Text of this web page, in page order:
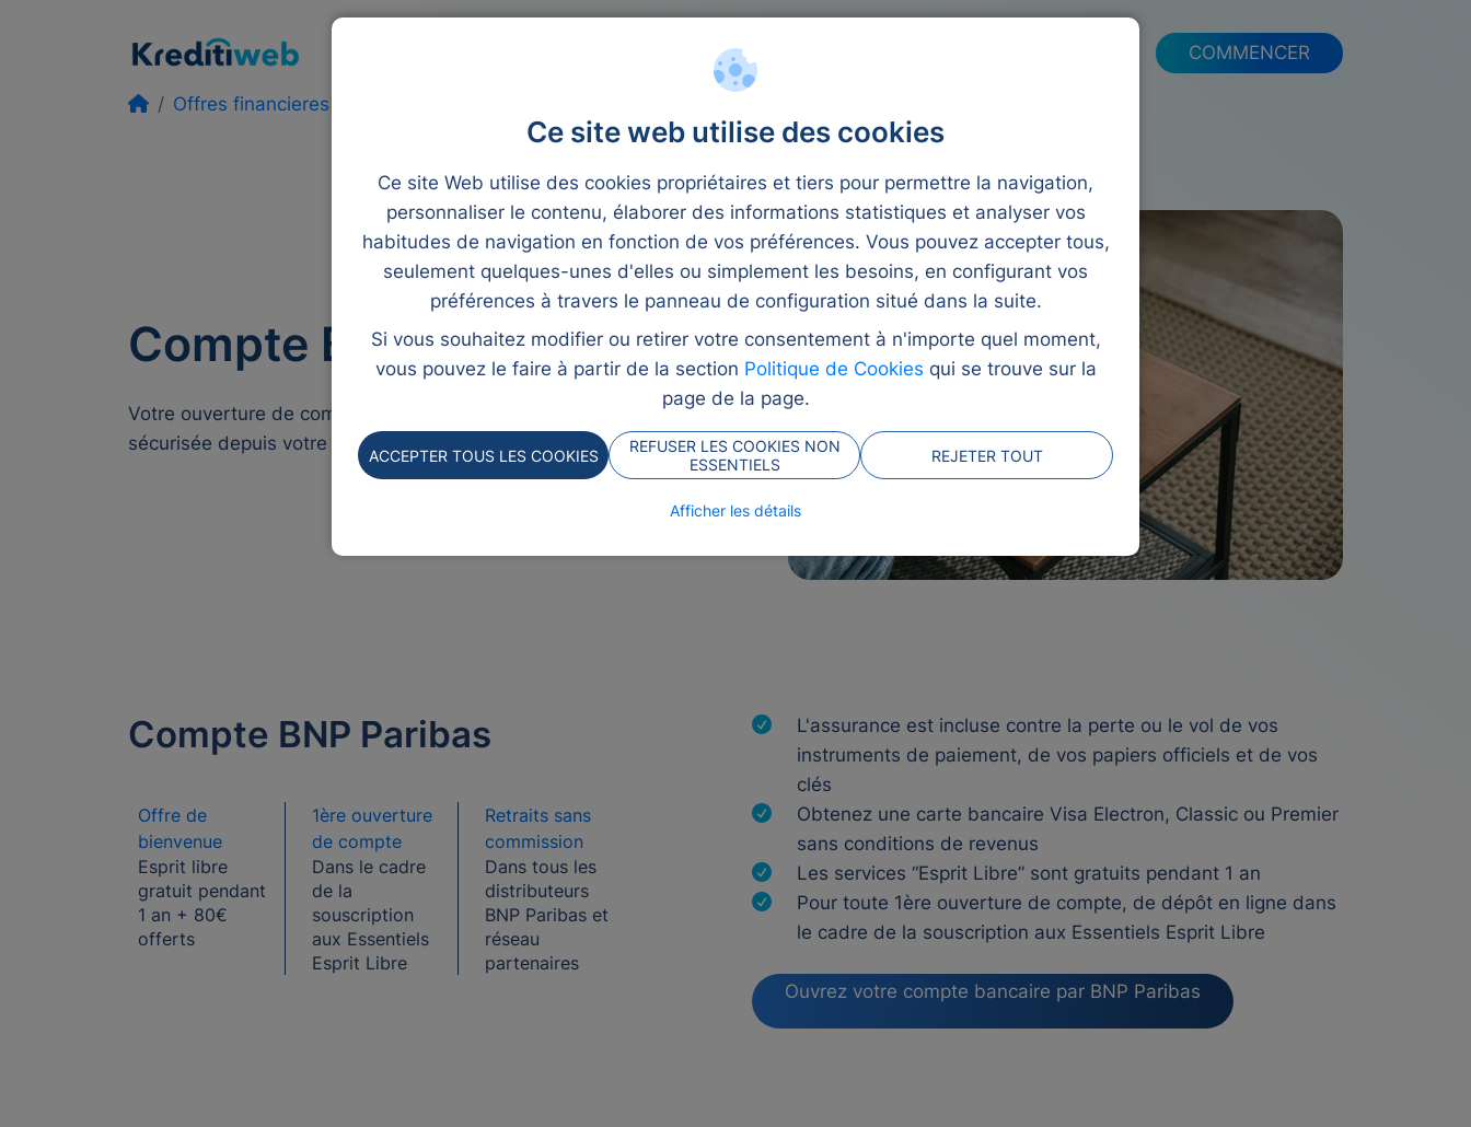
Ce site web utilise des cookies
Ce site Web utilise des cookies propriétaires et tiers pour permettre la navigation,
personnaliser le contenu, élaborer des informations statistiques et analyser vos
habitudes de navigation en fonction de vos préférences. Vous pouvez accepter tous,
seulement quelques-unes d'elles ou simplement les besoins, en configurant vos
préférences à travers le panneau de configuration situé dans la suite.
Si vous souhaitez modifier ou retirer votre consentement à n'importe quel moment,
vous pouvez le faire à partir de la section Politique de Cookies qui se trouve sur la
page de la page.
ACCEPTER TOUS LES COOKIES
REFUSER LES COOKIES NON
ESSENTIELS
REJETER TOUT
Afficher les détails
COMMENCER
Offres financieres
Compte BNP Paribas
Votre ouverture de compte de dépôt 100% en ligne et de façon
sécurisée depuis votre smartphone, tablette ou ordinateur.
Compte BNP Paribas
Offre de
bienvenue
Esprit libre
gratuit pendant
1 an + 80€
offerts
1ère ouverture
de compte
Dans le cadre
de la
souscription
aux Essentiels
Esprit Libre
Retraits sans
commission
Dans tous les
distributeurs
BNP Paribas et
réseau
partenaires
L'assurance est incluse contre la perte ou le vol de vos
instruments de paiement, de vos papiers officiels et de vos
clés
Obtenez une carte bancaire Visa Electron, Classic ou Premier
sans conditions de revenus
Les services “Esprit Libre” sont gratuits pendant 1 an
Pour toute 1ère ouverture de compte, de dépôt en ligne dans
le cadre de la souscription aux Essentiels Esprit Libre
Ouvrez votre compte bancaire par BNP Paribas